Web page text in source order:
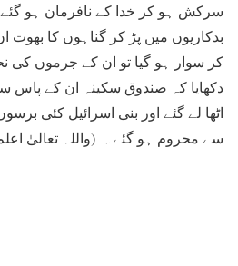
سرکش ہو کر خدا کے نافرمان ہو
بدکاریوں میں پڑ کر گناہوں کا
کر سوار ہو گیا تو ان کے جرموں کی
دکھایا کہ صندوق سکینہ ان کے پاس
اٹھا لے گئے اور بنی اسرائیل کئی
سے محروم ہو گئے۔ (واللہ تعالیٰ